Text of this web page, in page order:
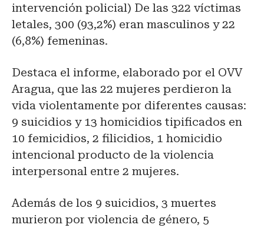
intervención policial) De las 322 víctimas
letales, 300 (93,2%) eran masculinos y 22
(6,8%) femeninas.
Destaca el informe, elaborado por el OVV
Aragua, que las 22 mujeres perdieron la
vida violentamente por diferentes causas:
9 suicidios y 13 homicidios tipificados en
10 femicidios, 2 filicidios, 1 homicidio
intencional producto de la violencia
interpersonal entre 2 mujeres.
Además de los 9 suicidios, 3 muertes
murieron por violencia de género, 5